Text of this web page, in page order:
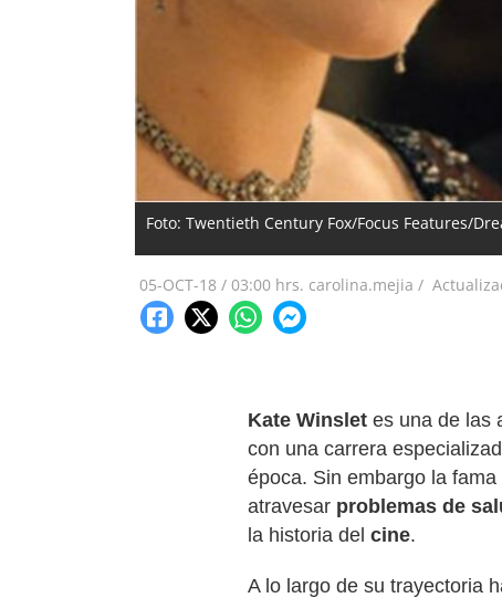
Foto: Twentieth Century Fox/Focus Features/
05-OCT-18 / 03:00 hrs. carolina.mejia /
Kate Winslet es una de las
con una carrera
época. Sin embargo la
atravesar problemas de
la historia del cine.
A lo largo de su trayectoria